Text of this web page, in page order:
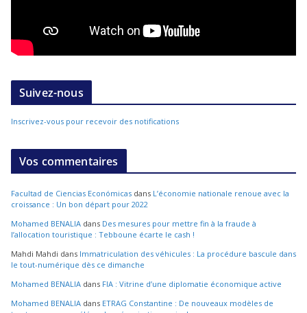
Suivez-nous
Inscrivez-vous pour recevoir des notifications
Vos commentaires
Facultad de Ciencias Económicas dans L’économie nationale renoue avec la
croissance : Un bon départ pour 2022
Mohamed BENALIA dans Des mesures pour mettre fin à la fraude à
l’allocation touristique : Tebboune écarte le cash !
Mahdi Mahdi dans Immatriculation des véhicules : La procédure bascule dans
le tout-numérique dès ce dimanche
Mohamed BENALIA dans FIA : Vitrine d’une diplomatie économique active
Mohamed BENALIA dans ETRAG Constantine : De nouveaux modèles de